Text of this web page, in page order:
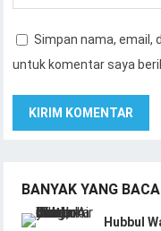
Simpan nama, email,
untuk komentar saya
BANYAK YANG BACA
Hubbul